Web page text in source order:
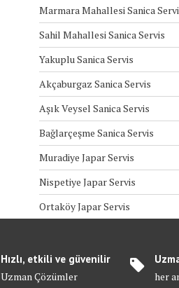
Marmara Mahallesi Sanica
Sahil Mahallesi Sanica Servis
Yakuplu Sanica Servis
Akçaburgaz Sanica Servis
Aşık Veysel Sanica Servis
Bağlarçeşme Sanica Servis
Muradiye Japar Servis
Nispetiye Japar Servis
Ortaköy Japar Servis
Hızlı, etkili ve güvenilir
Uzman Çözümler
her